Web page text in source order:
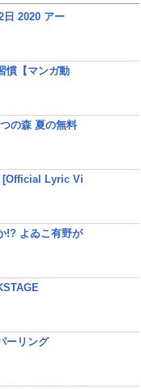
日 2020 アー
慣【マンガ動
の森 夏の無料
[Official Lyric Vi
!? よゐこ有野が
ーリング